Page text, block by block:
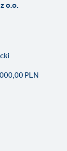
o.o.
PLN